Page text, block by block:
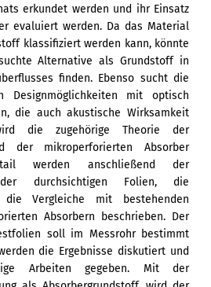
erkundet werden und ihr Einsatz
evaluiert werden. Da das Material
klassifiziert werden kann, könnte
Alternative als Grundstoff in
finden. Ebenso sucht die
Designmöglichkeiten mit optisch
die auch akustische Wirksamkeit
die zugehörige Theorie der
der mikroperforierten Absorber
werden anschließend der
der durchsichtigen Folien, die
die Vergleiche mit bestehenden
Absorbern beschrieben. Der
soll im Messrohr bestimmt
die Ergebnisse diskutiert und
Arbeiten gegeben. Mit der